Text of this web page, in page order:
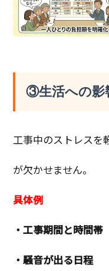
③生活への影
工事中のストレスを
が欠かせません。
具体例
・工事期間と時間帯
・騒音が出る日程